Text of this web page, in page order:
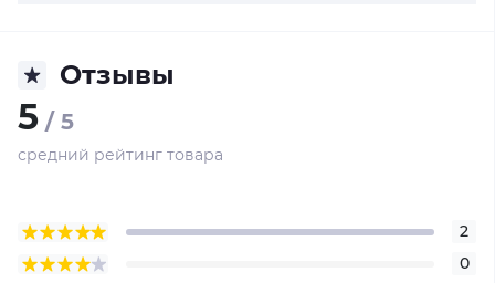
Отзывы
5 / 5
средний рейтинг товара
2
0